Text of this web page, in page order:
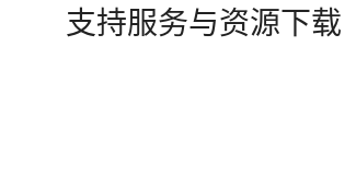
支持服务与资源下载